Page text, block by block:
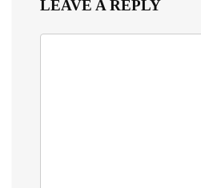
LEAVE A REPLY